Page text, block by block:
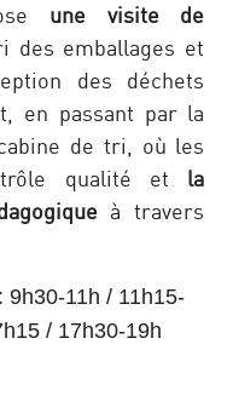
une visite de
des emballages et
des déchets
en passant par la
de tri, où les
qualité et la
à travers
9h30-11h / 11h15-
/ 17h30-19h